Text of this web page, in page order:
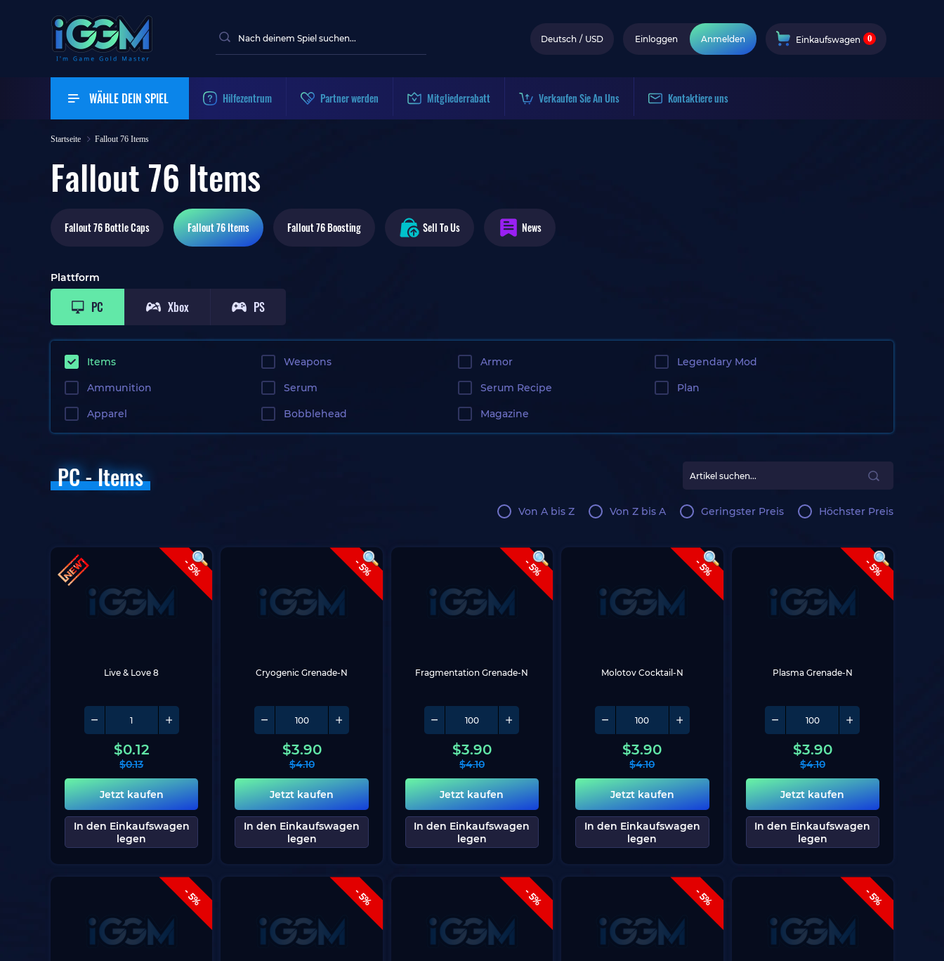
Deutsch / USD Einloggen Anmelden Einkaufswagen 0
WÄHLE DEIN SPIEL Hilfezentrum Partner werden Mitgliederrabatt Verkaufen Sie An Uns Kontaktiere uns
Startseite Fallout 76 Items
Fallout 76 Items
Fallout 76Bottle Caps Fallout 76Items Fallout 76Boosting Sell To Us News
Plattform
PC Xbox PS
Items Weapons Armor Legendary Mod
Ammunition Serum Serum Recipe Plan
Apparel Bobblehead Magazine
PC - Items
Von A bis Z Von Z bis A Geringster Preis Höchster Preis
- 5%
Live & Love 8
$0.12
$0.13
Jetzt kaufen
In den Einkaufswagen
legen
- 5%
Cryogenic Grenade-N
$3.90
$4.10
Jetzt kaufen
In den Einkaufswagen
legen
- 5%
Fragmentation Grenade-N
$3.90
$4.10
Jetzt kaufen
In den Einkaufswagen
legen
- 5%
Molotov Cocktail-N
$3.90
$4.10
Jetzt kaufen
In den Einkaufswagen
legen
- 5%
Plasma Grenade-N
$3.90
$4.10
Jetzt kaufen
In den Einkaufswagen
legen
- 5% - 5% - 5% - 5% - 5%